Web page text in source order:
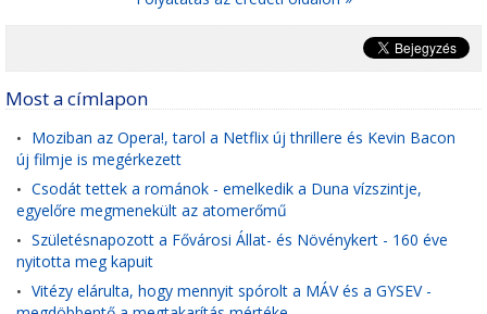
Most a címlapon
• Moziban az Opera!, tarol a Netflix új thrillere és Kevin Bacon
új filmje is megérkezett
• Csodát tettek a románok - emelkedik a Duna vízszintje,
egyelőre megmenekült az atomerőmű
• Születésnapozott a Fővárosi Állat- és Növénykert - 160 éve
nyitotta meg kapuit
• Vitézy elárulta, hogy mennyit spórolt a MÁV és a GYSEV -